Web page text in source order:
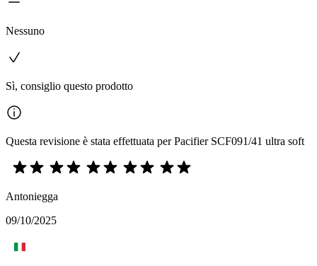
Nessuno
Sì, consiglio questo prodotto
Questa revisione è stata effettuata per Pacifier SCF091/41 ultra soft
Antoniegga
09/10/2025